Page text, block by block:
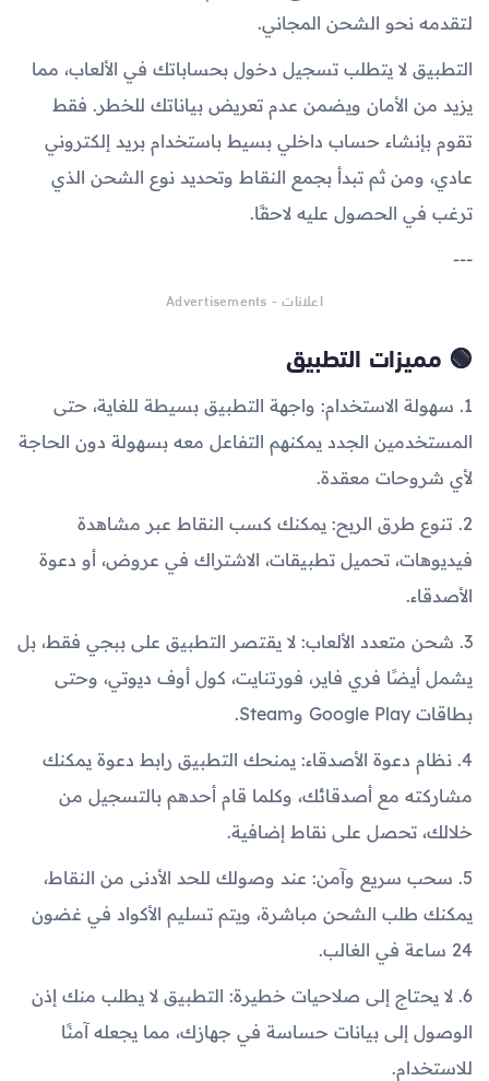
لتقدمه نحو الشحن المجاني.
التطبيق لا يتطلب تسجيل دخول بحساباتك في الألعاب، مما
يزيد من الأمان ويضمن عدم تعريض بياناتك للخطر. فقط
تقوم بإنشاء حساب داخلي بسيط باستخدام بريد إلكتروني
عادي، ومن ثم تبدأ بجمع النقاط وتحديد نوع الشحن الذي
ترغب في الحصول عليه لاحقًا.
---
اعلانات - Advertisements
🟢 مميزات التطبيق
1. سهولة الاستخدام: واجهة التطبيق بسيطة للغاية، حتى
المستخدمين الجدد يمكنهم التفاعل معه بسهولة دون الحاجة
لأي شروحات معقدة.
2. تنوع طرق الربح: يمكنك كسب النقاط عبر مشاهدة
فيديوهات، تحميل تطبيقات، الاشتراك في عروض، أو دعوة
الأصدقاء.
3. شحن متعدد الألعاب: لا يقتصر التطبيق على ببجي فقط، بل
يشمل أيضًا فري فاير، فورتنايت، كول أوف ديوتي، وحتى
بطاقات Google Play وSteam.
4. نظام دعوة الأصدقاء: يمنحك التطبيق رابط دعوة يمكنك
مشاركته مع أصدقائك، وكلما قام أحدهم بالتسجيل من
خلالك، تحصل على نقاط إضافية.
5. سحب سريع وآمن: عند وصولك للحد الأدنى من النقاط،
يمكنك طلب الشحن مباشرة، ويتم تسليم الأكواد في غضون
24 ساعة في الغالب.
6. لا يحتاج إلى صلاحيات خطيرة: التطبيق لا يطلب منك إذن
الوصول إلى بيانات حساسة في جهازك، مما يجعله آمنًا
للاستخدام.